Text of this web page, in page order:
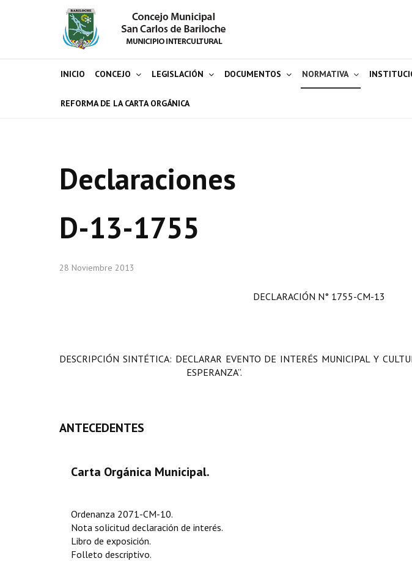
INICIO CONCEJO LEGISLACIÓN DOCUMENTOS NORMATIVA
REFORMA DE LA CARTA ORGÁNICA
Declaraciones
D-13-1755
28 Noviembre 2013
DECLARACIÓN N° 1755-CM-13
DESCRIPCIÓN SINTÉTICA: DECLARAR EVENTO DE INTERÉS MUNICIPAL Y
ESPERANZA”.
ANTECEDENTES
Carta Orgánica Municipal.
Ordenanza 2071-CM-10.
Nota solicitud declaración de interés.
Libro de exposición.
Folleto descriptivo.